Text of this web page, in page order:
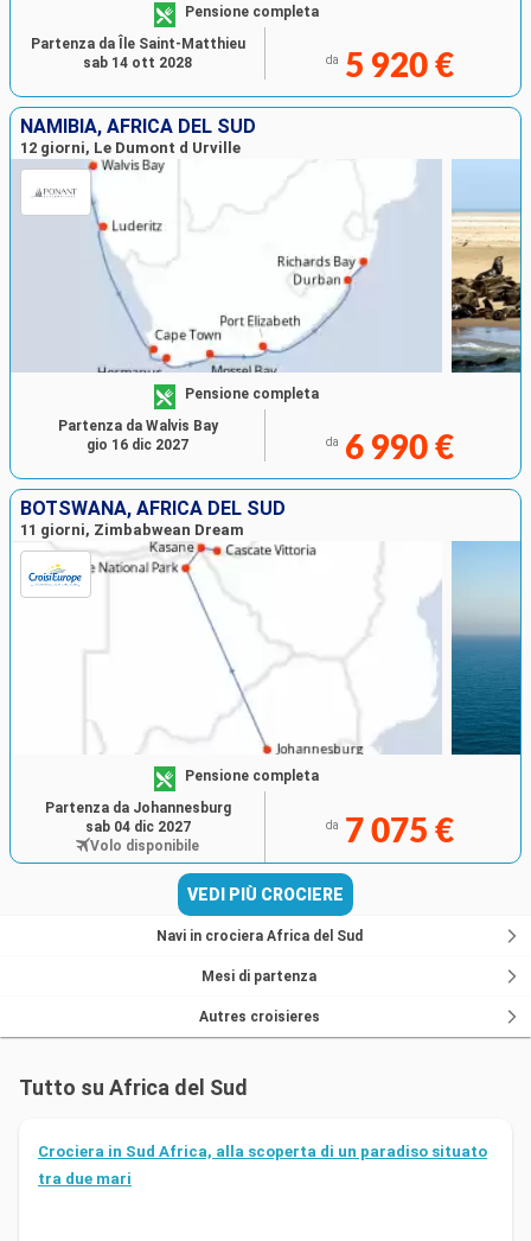
Pensione completa
da 5 920 €
Partenza da Île Saint-Matthieu
sab 14 ott 2028
NAMIBIA, AFRICA DEL SUD
12 giorni, Le Dumont d Urville
Pensione completa
da 6 990 €
Partenza da Walvis Bay
gio 16 dic 2027
BOTSWANA, AFRICA DEL SUD
11 giorni, Zimbabwean Dream
Pensione completa
da 7 075 €
Partenza da Johannesburg
sab 04 dic 2027
Volo disponibile
VEDI PIÙ CROCIERE
Navi in crociera Africa del Sud
Mesi di partenza
Autres croisieres
Tutto su Africa del Sud
Crociera in Sud Africa, alla scoperta di un paradiso situato
tra due mari